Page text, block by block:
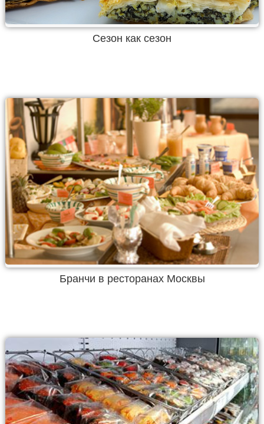
Сезон как сезон
Бранчи в ресторанах Москвы